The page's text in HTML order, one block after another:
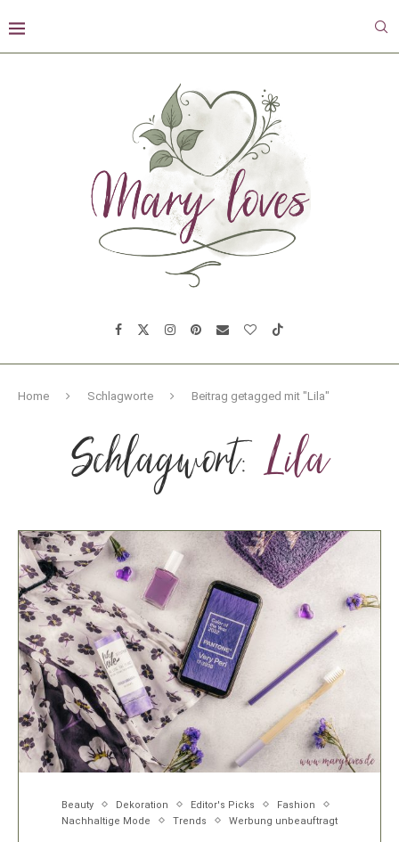
Home Schlagworte Beitrag getagged mit "Lila"
Schlagwort:Lila
Beauty Dekoration Editor's Picks
Fashion
Nachhaltige Mode
Trends Werbung unbeauftragt